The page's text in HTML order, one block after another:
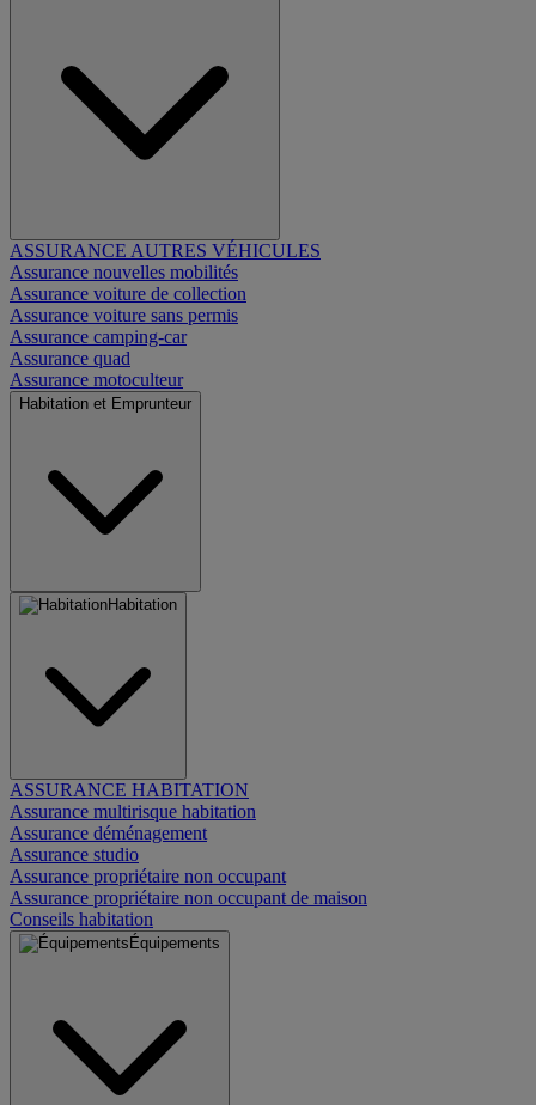
ASSURANCE AUTRES VÉHICULES
Assurance nouvelles mobilités
Assurance voiture de collection
Assurance voiture sans permis
Assurance camping-car
Assurance quad
Assurance motoculteur
Habitation et Emprunteur
Habitation
ASSURANCE HABITATION
Assurance multirisque habitation
Assurance déménagement
Assurance studio
Assurance propriétaire non occupant
Assurance propriétaire non occupant de maison
Conseils habitation
Équipements